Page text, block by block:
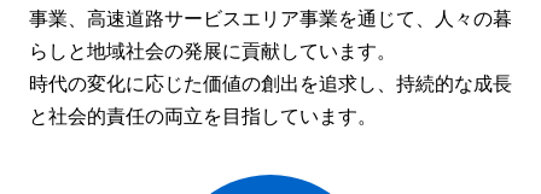
事業、高速道路サービスエリア事業を通じて、人々の暮
らしと地域社会の発展に貢献しています。
時代の変化に応じた価値の創出を追求し、持続的な成長
と社会的責任の両立を目指しています。